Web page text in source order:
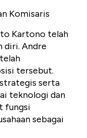
Komisaris
Kartono telah
diri. Andre
tersebut.
serta
teknologi dan
fungsi
sebagai